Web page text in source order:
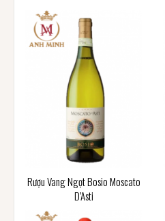
Rượu Vang Ngọt Bosio Moscato
D’Asti